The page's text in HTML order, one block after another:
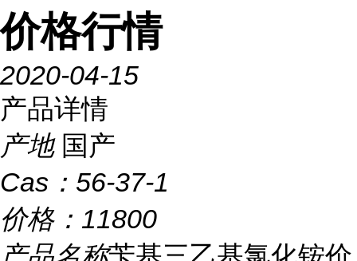
价格行情
2020-04-15
产品详情
产地 国产
Cas： 56-37-1
价格： 11800